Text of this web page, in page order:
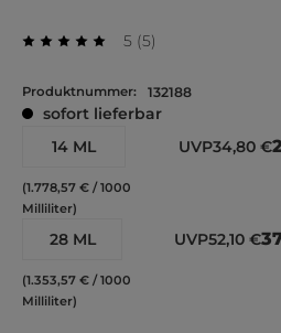
5
Durchschnittliche
(5)
Bewertungen
Produktnummer: 132188
sofort lieferbar
14 ML
(1.778,57 € / 1000
Milliliter)
UVP34,80 €
28 ML
(1.353,57 € / 1000
Milliliter)
UVP52,10 €